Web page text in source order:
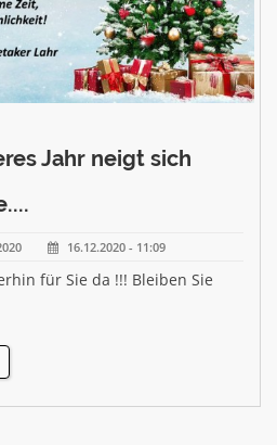
Jahr neigt sich
16.12.2020 - 11:09
für Sie da !!! Bleiben Sie